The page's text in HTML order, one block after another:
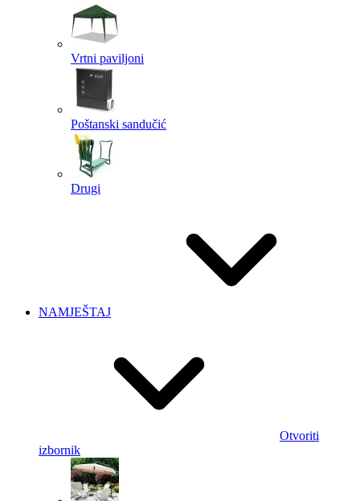
Vrtni paviljoni
Poštanski sandučić
Drugi
NAMJEŠTAJ
Otvoriti
izbornik